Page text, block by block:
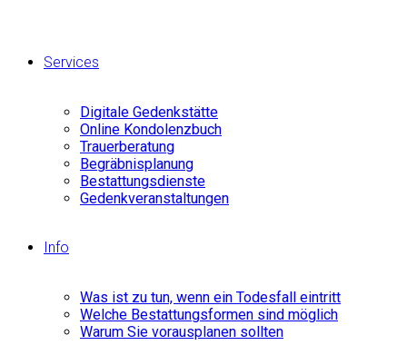
Services
Digitale Gedenkstätte
Online Kondolenzbuch
Trauerberatung
Begräbnisplanung
Bestattungsdienste
Gedenkveranstaltungen
Info
Was ist zu tun, wenn ein Todesfall eintritt
Welche Bestattungsformen sind möglich
Warum Sie vorausplanen sollten